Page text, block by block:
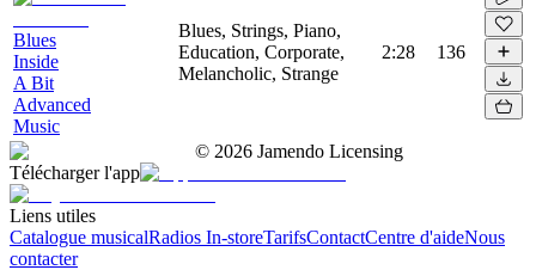
Blues
Inside
A Bit
Advanced
Music
Blues, Strings, Piano,
Education, Corporate,
Melancholic, Strange
2:28 136
© 2026 Jamendo Licensing
Télécharger l'app
Liens utiles
Catalogue musicalRadios In-storeTarifsContactCentre d'aideNous
contacter